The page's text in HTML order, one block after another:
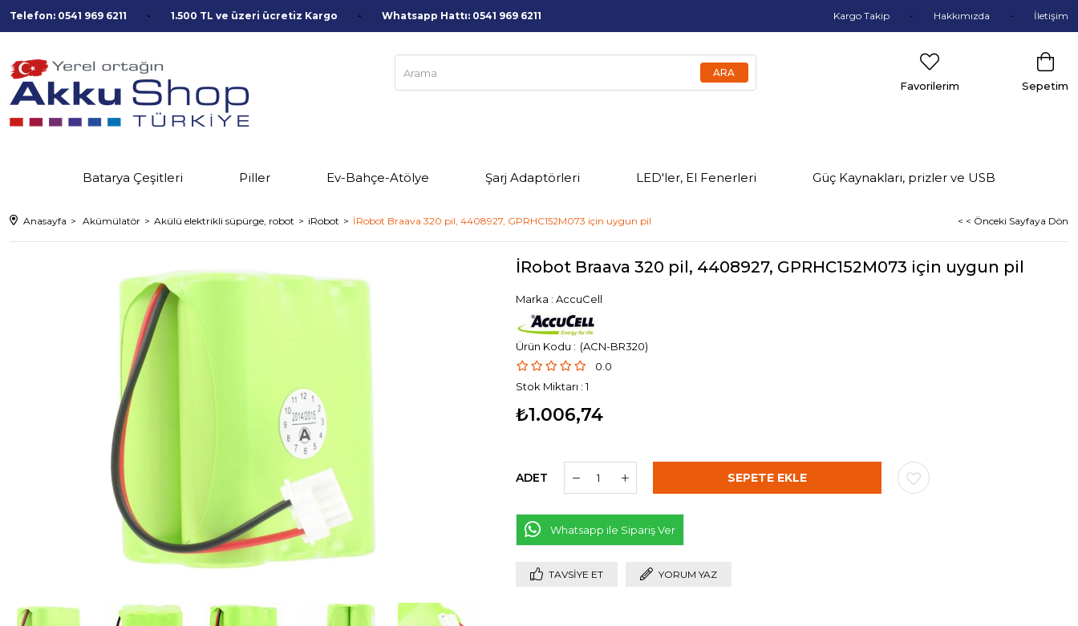
Telefon: 0541 969 6211 1.500 TL ve üzeri ücretiz Kargo Whatsapp Hattı: 0541 969 6211 Kargo Takip Hakkımızda İletişim
Sepetim
Favorilerim
Batarya Çeşitleri Piller Ev-Bahçe-Atölye Şarj Adaptörleri LED'ler, El Fenerleri Güç Kaynakları, prizler ve USB
Anasayfa Akümülatör Akülü elektrikli süpürge, robot iRobot İRobot Braava 320 pil, 4408927, GPRHC152M073 için uygun pil < < Önceki Sayfaya Dön
İRobot Braava 320 pil, 4408927, GPRHC152M073 için uygun pil
Marka : AccuCell
(ACN-BR320)
0.0
Stok Miktarı : 1
₺1.006,74
ADET
Whatsapp ile Sipariş Ver
TAVSIYE ET YORUM YAZ